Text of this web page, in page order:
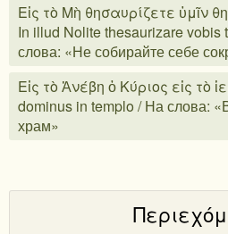
Εἰς τὸ Μὴ θησαυρίζετε ὑμῖν
In illud Nolite thesaurizare vobis
слова: «Не собирайте себе
Εἰς τὸ Ἀνέβη ὁ Κύριος εἰς τὸ
dominus in templo / На слова:
храм»